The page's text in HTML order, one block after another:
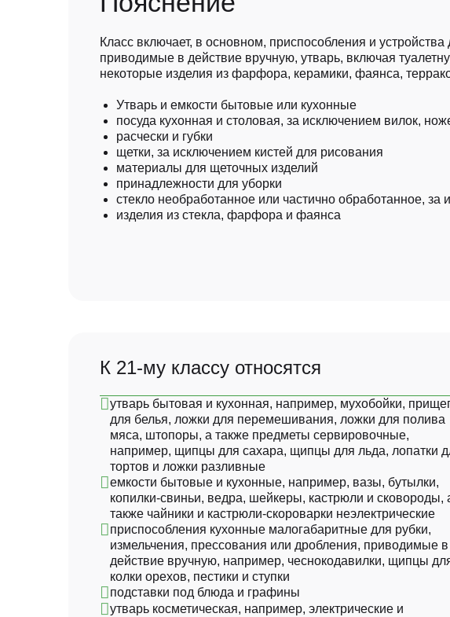
Класс включает, в основном, приспособления и
приводимые в действие вручную, утварь, включая
некоторые изделия из фарфора, керамики, фаянса,
Утварь и емкости бытовые или кухонные
посуда кухонная и столовая, за исключением вилок,
расчески и губки
щетки, за исключением кистей для рисования
материалы для щеточных изделий
принадлежности для уборки
стекло необработанное или частично обработанное, за
изделия из стекла, фарфора и фаянса
К 21-му классу относятся
утварь бытовая и кухонная, например, мухобойки,
для белья, ложки для перемешивания, ложки для полива
мяса, штопоры, а также предметы сервировочные,
например, щипцы для сахара, щипцы для льда, лопатки
тортов и ложки разливные
емкости бытовые и кухонные, например, вазы, бутылки,
копилки-свиньи, ведра, шейкеры, кастрюли и сковороды,
также чайники и кастрюли-скороварки неэлектрические
приспособления кухонные малогабаритные для рубки,
измельчения, прессования или дробления, приводимые в
действие вручную, например, чеснокодавилки, щипцы
колки орехов, пестики и ступки
подставки под блюда и графины
утварь косметическая, например, электрические и
помощь в управлении делами или в коммерческой
деятельности промышленного или торгового
помощь в эксплуатации или управлении коммерческим
предприятием;
помощь в управлении делами или в коммерческой
деятельности промышленного или торгового
предприятия;